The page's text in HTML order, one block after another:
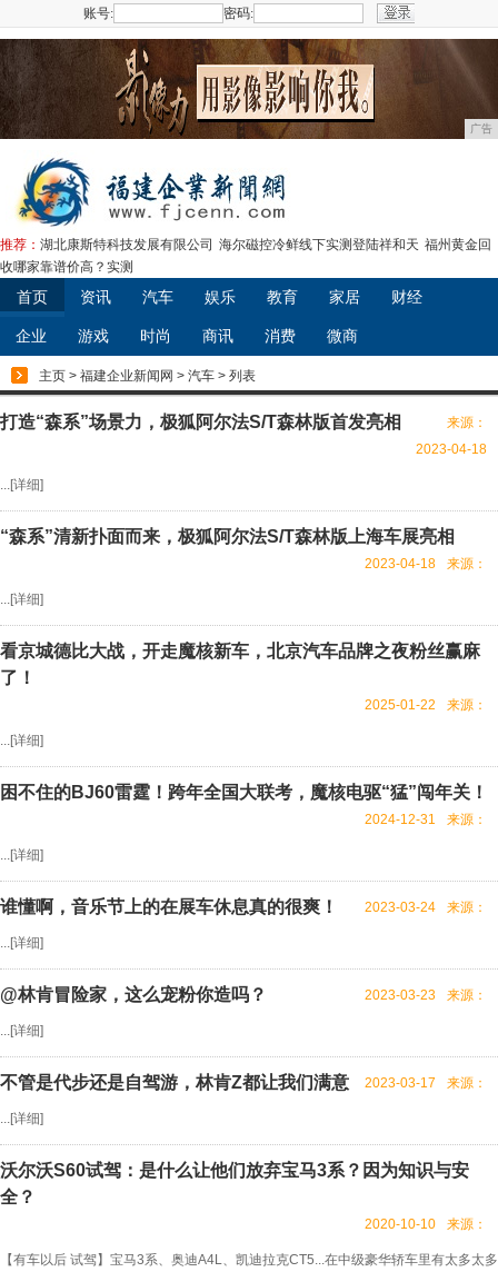
账号: 密码:
广告
推荐： 湖北康斯特科技发展有限公司 海尔磁控冷鲜线下实测登陆祥和天 福州黄金回
收哪家靠谱价高？实测
首页 资讯 汽车 娱乐 教育 家居 财经
企业 游戏 时尚 商讯 消费 微商
主页 > 福建企业新闻网 > 汽车 > 列表
打造“森系”场景力，极狐阿尔法S/T森林版首发亮相
来源：
2023-04-18
...[详细]
“森系”清新扑面而来，极狐阿尔法S/T森林版上海车展亮相
来源：
2023-04-18
...[详细]
看京城德比大战，开走魔核新车，北京汽车品牌之夜粉丝赢麻
了！
来源：
2025-01-22
...[详细]
困不住的BJ60雷霆！跨年全国大联考，魔核电驱“猛”闯年关！
来源：
2024-12-31
...[详细]
谁懂啊，音乐节上的在展车休息真的很爽！ 来源：
2023-03-24
...[详细]
@林肯冒险家，这么宠粉你造吗？ 来源：
2023-03-23
...[详细]
不管是代步还是自驾游，林肯Z都让我们满意 来源：
2023-03-17
...[详细]
沃尔沃S60试驾：是什么让他们放弃宝马3系？因为知识与安
全？
来源：
2020-10-10
【有车以后 试驾】宝马3系、奥迪A4L、凯迪拉克CT5...在中级豪华轿车里有太多太多